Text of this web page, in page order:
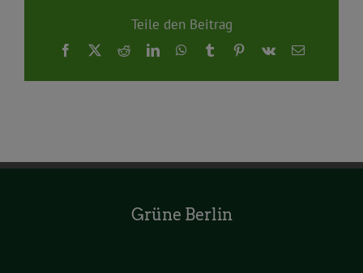
Teile den Beitrag
Facebook
X RedditLinkedInWhatsApp
TumblrPinterest
Vk
E-
Grüne Berlin